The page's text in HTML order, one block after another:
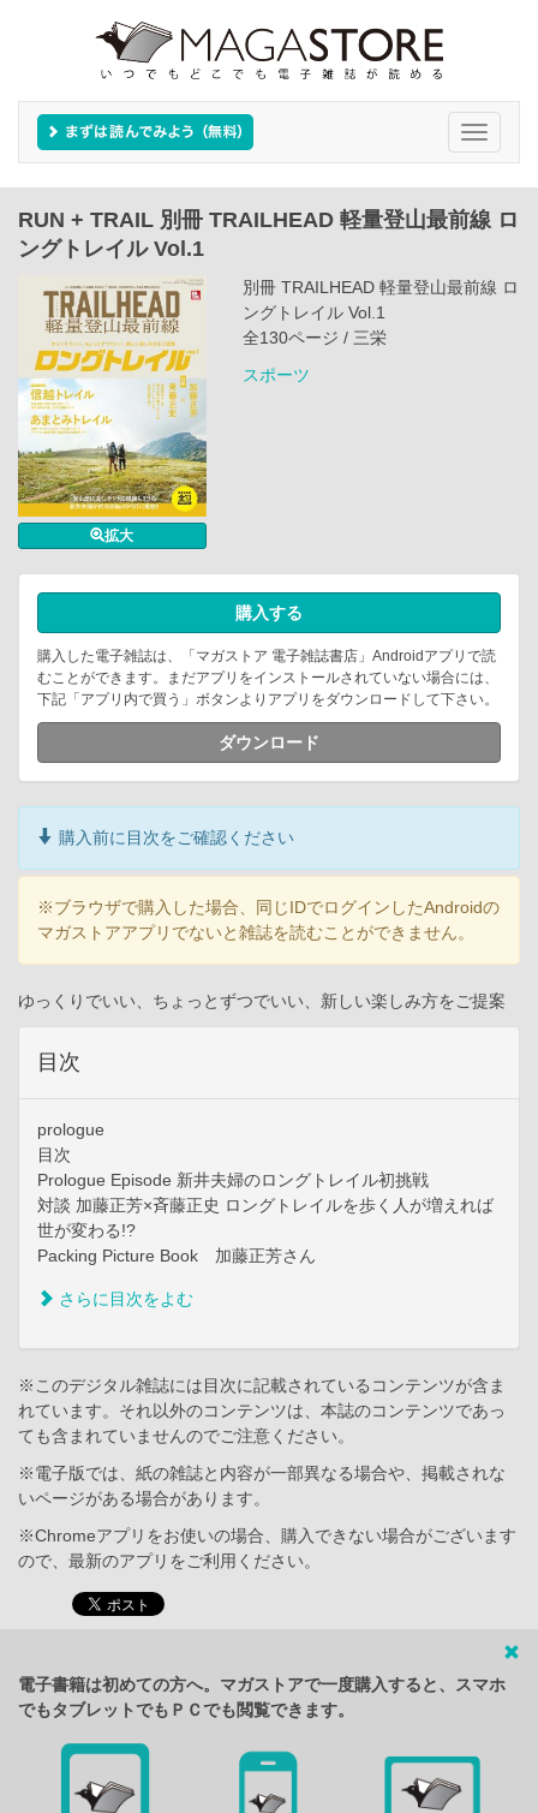
Toggle
RUN + TRAIL 別冊 TRAILHEAD 軽量登山最前線 ロ
ングトレイル Vol.1
拡大
別冊 TRAILHEAD 軽量登山最前線 ロ
ングトレイル Vol.1
全130ページ / 三栄
スポーツ
購入する
購入した電子雑誌は、「マガストア 電子雑誌書店」Androidアプリで読
むことができます。まだアプリをインストールされていない場合には、
下記「アプリ内で買う」ボタンよりアプリをダウンロードして下さい。
ダウンロード
購入前に目次をご確認ください
※ブラウザで購入した場合、同じIDでログインしたAndroidの
マガストアアプリでないと雑誌を読むことができません。
ゆっくりでいい、ちょっとずつでいい、新しい楽しみ方をご提案
目次
prologue
目次
Prologue Episode 新井夫婦のロングトレイル初挑戦
対談 加藤正芳×斉藤正史 ロングトレイルを歩く人が増えれば
世が変わる!?
Packing Picture Book 加藤正芳さん
さらに目次をよむ
※このデジタル雑誌には目次に記載されているコンテンツが含ま
れています。それ以外のコンテンツは、本誌のコンテンツであっ
ても含まれていませんのでご注意ください。
※電子版では、紙の雑誌と内容が一部異なる場合や、掲載されな
いページがある場合があります。
※Chromeアプリをお使いの場合、購入できない場合がございます
ので、最新のアプリをご利用ください。
電子書籍は初めての方へ。マガストアで一度購入すると、スマホ
でもタブレットでもＰＣでも閲覧できます。